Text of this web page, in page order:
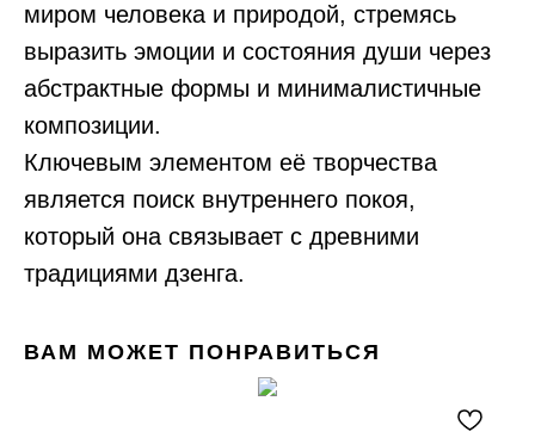
миром человека и природой, стремясь
выразить эмоции и состояния души через
абстрактные формы и минималистичные
композиции.
Ключевым элементом её творчества
является поиск внутреннего покоя,
который она связывает с древними
традициями дзенга.
ВАМ МОЖЕТ ПОНРАВИТЬСЯ